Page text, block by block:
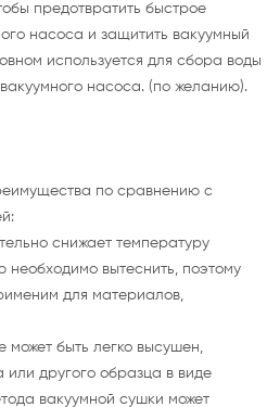
предотвратить быстрое
насоса и защитить вакуумный
используется для сбора воды
насоса. (по желанию).
по сравнению с
снижает температуру
необходимо вытеснить, поэтому
для материалов,
может быть легко высушен,
другого образца в виде
вакуумной сушки может